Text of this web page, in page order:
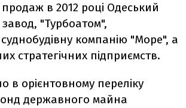
в 2012 році Одеський
"Турбоатом",
компанію "Море", а
стратегічних підприємств.
в орієнтовному переліку
державного майна